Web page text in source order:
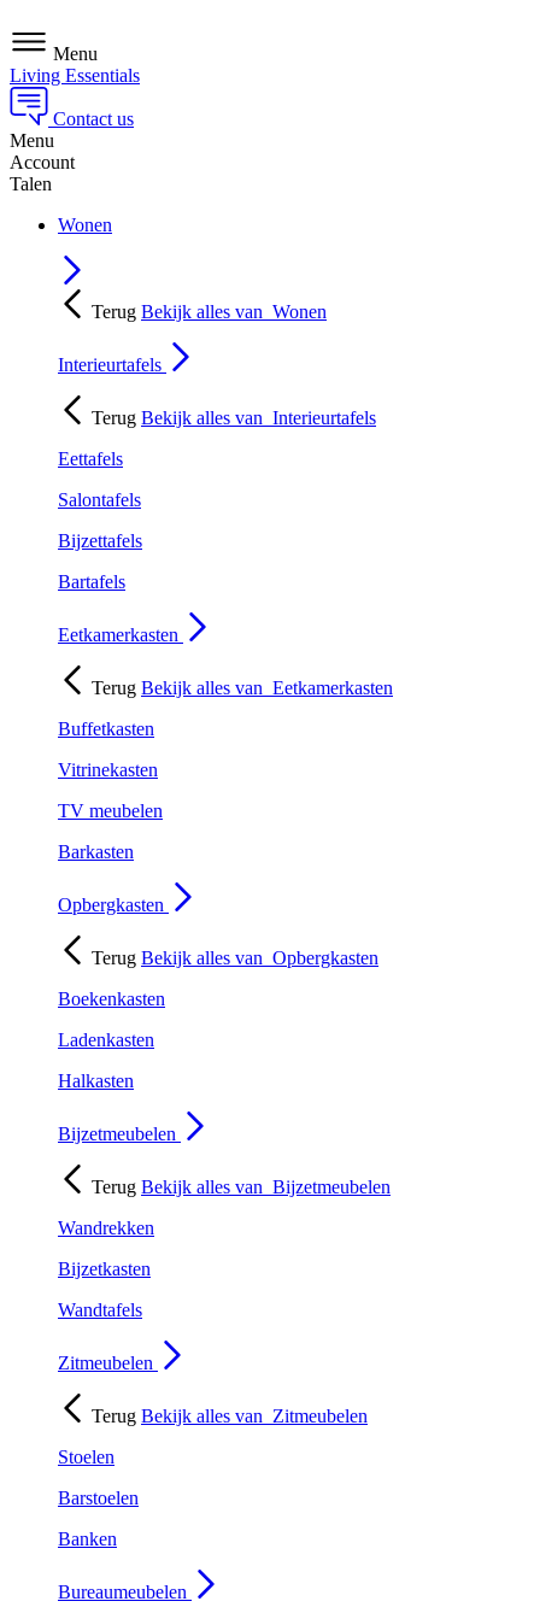
Menu
Living Essentials
Contact us
Menu
Account
Talen
Wonen
Terug Bekijk alles van Wonen
Interieurtafels
Terug Bekijk alles van Interieurtafels
Eettafels
Salontafels
Bijzettafels
Bartafels
Eetkamerkasten
Terug Bekijk alles van Eetkamerkasten
Buffetkasten
Vitrinekasten
TV meubelen
Barkasten
Opbergkasten
Terug Bekijk alles van Opbergkasten
Boekenkasten
Ladenkasten
Halkasten
Bijzetmeubelen
Terug Bekijk alles van Bijzetmeubelen
Wandrekken
Bijzetkasten
Wandtafels
Zitmeubelen
Terug Bekijk alles van Zitmeubelen
Stoelen
Barstoelen
Banken
Bureaumeubelen